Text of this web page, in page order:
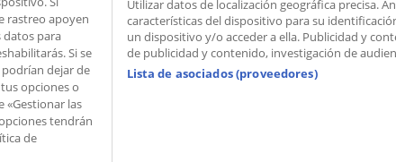
de Mar – 08039 Barcelona, Spain
rastreo apoyen
datos para
Si se
dejar de
opciones o
«Gestionar las
tendrán
de
Utilizar datos de localización geográfica precisa.
características del dispositivo para su
un dispositivo y/o acceder a ella. Publicidad y
de publicidad y contenido, investigación de
Lista de asociados (proveedores)